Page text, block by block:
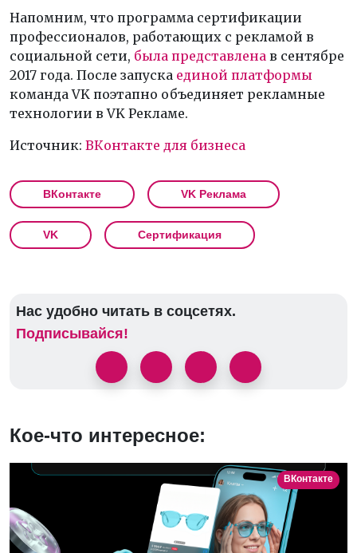
Напомним, что программа сертификации
профессионалов, работающих с рекламой в
социальной сети, была представлена в сентябре
2017 года. После запуска единой платформы
команда VK поэтапно объединяет рекламные
технологии в VK Рекламе.
Источник: ВКонтакте для бизнеса
ВКонтакте VK Реклама
VK Сертификация
Нас удобно читать в соцсетях.
Подписывайся!
Кое-что интересное:
ВКонтакте